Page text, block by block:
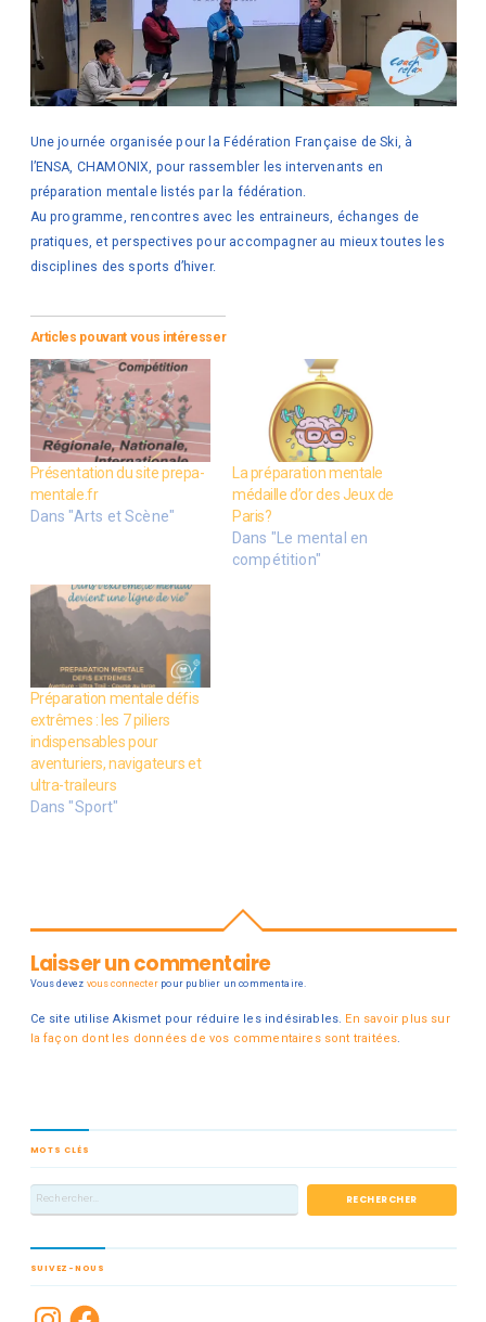
Une journée organisée pour la Fédération Française de Ski, à
l’ENSA, CHAMONIX, pour rassembler les intervenants en
préparation mentale listés par la fédération.
Au programme, rencontres avec les entraineurs, échanges de
pratiques, et perspectives pour accompagner au mieux toutes les
disciplines des sports d’hiver.
Articles pouvant vous intéresser
Présentation du site prepa-
mentale.fr
Dans "Arts et Scène"
La préparation mentale
médaille d’or des Jeux de
Paris?
Dans "Le mental en
compétition"
Préparation mentale défis
extrêmes : les 7 piliers
indispensables pour
aventuriers, navigateurs et
ultra-traileurs
Dans "Sport"
Laisser un commentaire
Vous devez vous connecterpour publier un commentaire.
Ce site utilise Akismet pour réduire les indésirables. En savoir plus sur
la façon dont les données de vos commentaires sont traitées.
MOTS CLÉS
SUIVEZ-NOUS